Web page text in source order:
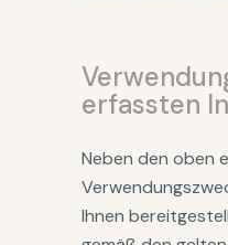
erfassten
Neben den oben
Ihnen